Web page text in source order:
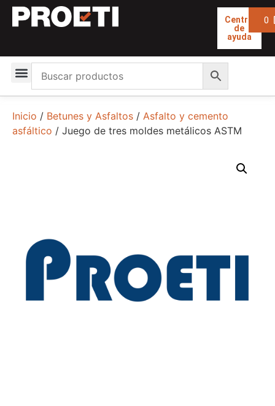
Centro
de
ayuda
0
Inicio / Betunes y Asfaltos / Asfalto y cemento
asfáltico / Juego de tres moldes metálicos ASTM